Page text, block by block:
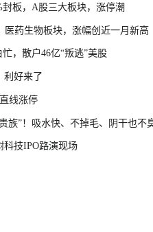
封板，A股三大板块，涨停潮
医药生物板块，涨幅创近一月新高
，散户46亿“叛逃”美股
利好来了
线涨停
族”！吸水快、不掉毛、阴干也不
科技IPO路演现场